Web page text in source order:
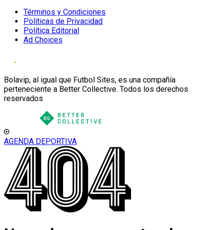
Términos y Condiciones
Políticas de Privacidad
Política Editorial
Ad Choices
Bolavip, al igual que Futbol Sites, es una compañía
perteneciente a Better Collective. Todos los derechos
reservados
AGENDA DEPORTIVA